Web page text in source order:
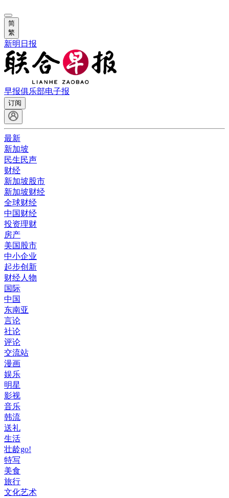
简
繁
新明日报
早报俱乐部电子报
订阅
最新
新加坡
民生民声
财经
新加坡股市
新加坡财经
全球财经
中国财经
投资理财
房产
美国股市
中小企业
起步创新
财经人物
国际
中国
东南亚
言论
社论
评论
交流站
漫画
娱乐
明星
影视
音乐
韩流
送礼
生活
壮龄go!
特写
美食
旅行
文化艺术